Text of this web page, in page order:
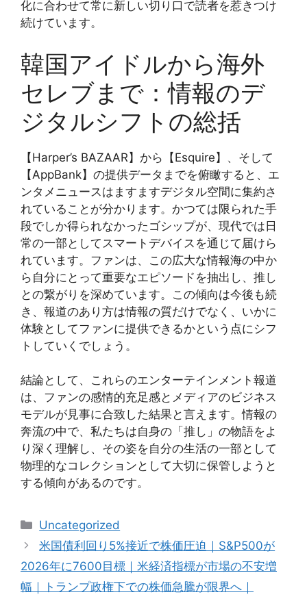
化に合わせて常に新しい切り口で読者を惹きつけ
続けています。
韓国アイドルから海外
セレブまで：情報のデ
ジタルシフトの総括
【Harper’s BAZAAR】から【Esquire】、そして
【AppBank】の提供データまでを俯瞰すると、エ
ンタメニュースはますますデジタル空間に集約さ
れていることが分かります。かつては限られた手
段でしか得られなかったゴシップが、現代では日
常の一部としてスマートデバイスを通じて届けら
れています。ファンは、この広大な情報海の中か
ら自分にとって重要なエピソードを抽出し、推し
との繋がりを深めています。この傾向は今後も続
き、報道のあり方は情報の質だけでなく、いかに
体験としてファンに提供できるかという点にシフ
トしていくでしょう。
結論として、これらのエンターテインメント報道
は、ファンの感情的充足感とメディアのビジネス
モデルが見事に合致した結果と言えます。情報の
奔流の中で、私たちは自身の「推し」の物語をよ
り深く理解し、その姿を自分の生活の一部として
物理的なコレクションとして大切に保管しようと
する傾向があるのです。
Categories
Uncategorized
米国債利回り5%接近で株価圧迫｜S&P500が
2026年に7600目標｜米経済指標が市場の不安増
幅｜トランプ政権下での株価急騰が限界へ｜